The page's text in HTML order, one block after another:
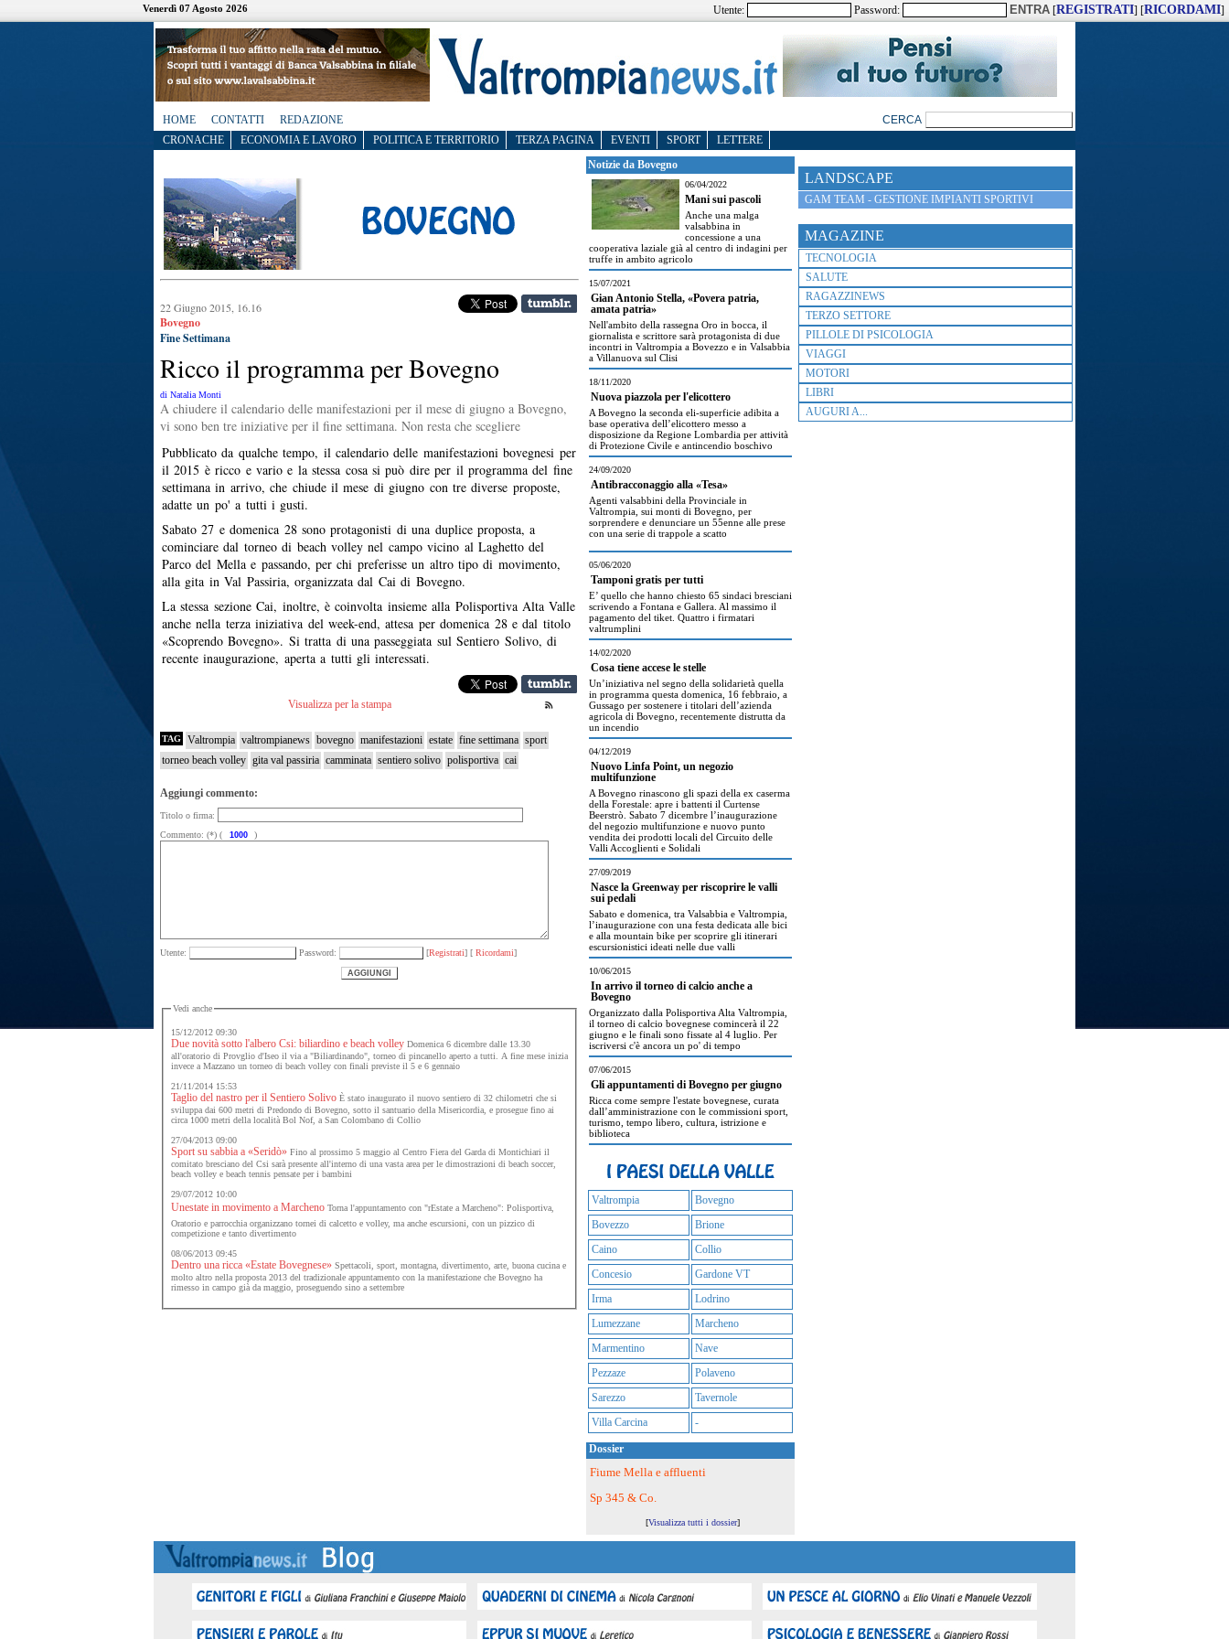
Venerdì 07 Agosto 2026 Utente: Password: [REGISTRATI] [RICORDAMI]
HOME CONTATTI
REDAZIONE
CRONACHE
ECONOMIA E LAVORO POLITICA E TERRITORIO TERZA PAGINA EVENTI SPORT LETTERE
LANDSCAPE
GAM TEAM - GESTIONE IMPIANTI SPORTIVI
MAGAZINE
TECNOLOGIA
SALUTE
RAGAZZINEWS
TERZO SETTORE
PILLOLE DI PSICOLOGIA
VIAGGI
MOTORI
LIBRI
AUGURI A...
22 Giugno 2015, 16.16
Bovegno
Fine Settimana
Ricco il programma per Bovegno
di Natalia Monti
A chiudere il calendario delle manifestazioni per il mese di giugno a Bovegno,
vi sono ben tre iniziative per il fine settimana. Non resta che scegliere
Pubblicato da qualche tempo, il calendario delle manifestazioni bovegnesi per
il 2015 è ricco e vario e la stessa cosa si può dire per il programma del fine
settimana in arrivo, che chiude il mese di giugno con tre diverse proposte,
adatte un po' a tutti i gusti.
Sabato 27 e domenica 28 sono protagonisti di una duplice proposta, a
cominciare dal torneo di beach volley nel campo vicino al Laghetto del
Parco del Mella e passando, per chi preferisse un altro tipo di movimento,
alla gita in Val Passiria, organizzata dal Cai di Bovegno.
La stessa sezione Cai, inoltre, è coinvolta insieme alla Polisportiva Alta Valle
anche nella terza iniziativa del week-end, attesa per domenica 28 e dal titolo
«Scoprendo Bovegno». Si tratta di una passeggiata sul Sentiero Solivo, di
recente inaugurazione, aperta a tutti gli interessati.
Visualizza per la stampa
TAG Valtrompia valtrompianews bovegno manifestazioni estate fine settimana sport
torneo beach volley gita val passiria camminata sentiero solivo polisportiva cai
Aggiungi commento:
Titolo o firma:
Commento: (*) (
)
Utente: Password: [Registrati] [ Ricordami]
Vedi anche
15/12/2012 09:30
Due novità sotto l'albero Csi: biliardino e beach volleyDomenica 6 dicembre dalle 13.30
all'oratorio di Provglio d'Iseo il via a "Biliardinando", torneo di pincanello aperto a tutti. A fine mese inizia
invece a Mazzano un torneo di beach volley con finali previste il 5 e 6 gennaio
21/11/2014 15:53
Taglio del nastro per il Sentiero SolivoÈ stato inaugurato il nuovo sentiero di 32 chilometri che si
sviluppa dai 600 metri di Predondo di Bovegno, sotto il santuario della Misericordia, e prosegue fino ai
circa 1000 metri della località Bol Nof, a San Colombano di Collio
27/04/2013 09:00
Sport su sabbia a «Seridò»Fino al prossimo 5 maggio al Centro Fiera del Garda di Montichiari il
comitato bresciano del Csi sarà presente all'interno di una vasta area per le dimostrazioni di beach soccer,
beach volley e beach tennis pensate per i bambini
29/07/2012 10:00
Unestate in movimento a MarchenoTorna l'appuntamento con "rEstate a Marcheno": Polisportiva,
Oratorio e parrocchia organizzano tornei di calcetto e volley, ma anche escursioni, con un pizzico di
competizione e tanto divertimento
08/06/2013 09:45
Dentro una ricca «Estate Bovegnese»Spettacoli, sport, montagna, divertimento, arte, buona cucina e
molto altro nella proposta 2013 del tradizionale appuntamento con la manifestazione che Bovegno ha
rimesso in campo già da maggio, proseguendo sino a settembre
Notizie da Bovegno
06/04/2022
Mani sui pascoli
Anche una malga
valsabbina in
concessione a una
cooperativa laziale già al centro di indagini per
truffe in ambito agricolo
15/07/2021
Gian Antonio Stella, «Povera patria,
amata patria»
Nell'ambito della rassegna Oro in bocca, il
giornalista e scrittore sarà protagonista di due
incontri in Valtrompia a Bovezzo e in Valsabbia
a Villanuova sul Clisi
18/11/2020
Nuova piazzola per l'elicottero
A Bovegno la seconda eli-superficie adibita a
base operativa dell’elicottero messo a
disposizione da Regione Lombardia per attività
di Protezione Civile e antincendio boschivo
24/09/2020
Antibracconaggio alla «Tesa»
Agenti valsabbini della Provinciale in
Valtrompia, sui monti di Bovegno, per
sorprendere e denunciare un 55enne alle prese
con una serie di trappole a scatto
05/06/2020
Tamponi gratis per tutti
E’ quello che hanno chiesto 65 sindaci bresciani
scrivendo a Fontana e Gallera. Al massimo il
pagamento del tiket. Quattro i firmatari
valtrumplini
14/02/2020
Cosa tiene accese le stelle
Un’iniziativa nel segno della solidarietà quella
in programma questa domenica, 16 febbraio, a
Gussago per sostenere i titolari dell’azienda
agricola di Bovegno, recentemente distrutta da
un incendio
04/12/2019
Nuovo Linfa Point, un negozio
multifunzione
A Bovegno rinascono gli spazi della ex caserma
della Forestale: apre i battenti il Curtense
Beerstrò. Sabato 7 dicembre l’inaugurazione
del negozio multifunzione e nuovo punto
vendita dei prodotti locali del Circuito delle
Valli Accoglienti e Solidali
27/09/2019
Nasce la Greenway per riscoprire le valli
sui pedali
Sabato e domenica, tra Valsabbia e Valtrompia,
l’inaugurazione con una festa dedicata alle bici
e alla mountain bike per scoprire gli itinerari
escursionistici ideati nelle due valli
10/06/2015
In arrivo il torneo di calcio anche a
Bovegno
Organizzato dalla Polisportiva Alta Valtrompia,
il torneo di calcio bovegnese comincerà il 22
giugno e le finali sono fissate al 4 luglio. Per
iscriversi c'è ancora un po' di tempo
07/06/2015
Gli appuntamenti di Bovegno per giugno
Ricca come sempre l'estate bovegnese, curata
dall’amministrazione con le commissioni sport,
turismo, tempo libero, cultura, istrizione e
biblioteca
Valtrompia
Bovegno
Bovezzo
Brione
Caino
Collio
Concesio
Gardone VT
Irma
Lodrino
Lumezzane
Marcheno
Marmentino
Nave
Pezzaze
Polaveno
Sarezzo
Tavernole
Villa Carcina
-
Dossier
Fiume Mella e affluenti
Sp 345 & Co.
[Visualizza tutti i dossier]